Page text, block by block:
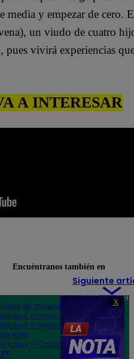
X
media y empezar de cero.
un viudo de cuatro
pues vivirá experiencias
A INTERESAR
Siguiente
Encuéntranos también en
de privacidad
y condiciones
y condiciones
y Condiciones
Teléfono: 219
Av. San
Felipe 968
Jesús María